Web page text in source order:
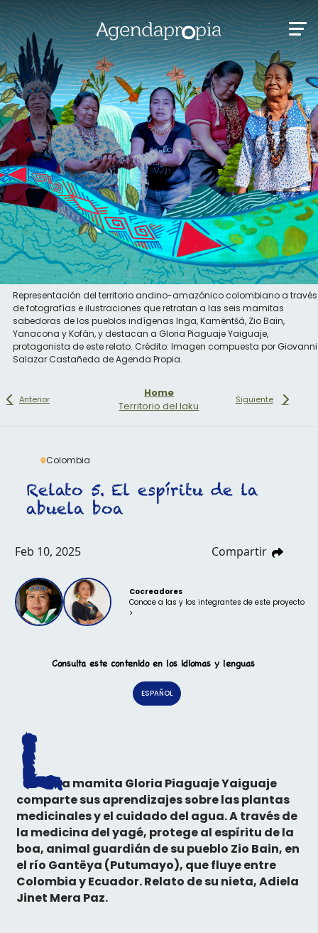
Representación del territorio andino-amazónico colombiano a través
de fotografías e ilustraciones que retratan a las seis mamitas
sabedoras de los pueblos indígenas Inga, Kamëntšá, Zio Bain,
Yanacona y Kofán, y destacan a Gloria Piaguaje Yaiguaje,
protagonista de este relato. Crédito: Imagen compuesta por Giovanni
Salazar Castañeda de Agenda Propia.
Anterior
Home
Territorio del Iaku
Siguiente
Colombia
Relato 5. El espíritu de la
abuela boa
Cocreadores
Conoce a las y los integrantes de este proyecto
>
Feb 10, 2025 Compartir
Consulta este contenido en los idiomas y lenguas
ESPAÑOL
La mamita Gloria Piaguaje Yaiguaje
comparte sus aprendizajes sobre las plantas
medicinales y el cuidado del agua. A través de
la medicina del yagé, protege al espíritu de la
boa, animal guardián de su pueblo Zio Bain, en
el río Gantëya (Putumayo), que fluye entre
Colombia y Ecuador. Relato de su nieta, Adiela
Jinet Mera Paz.